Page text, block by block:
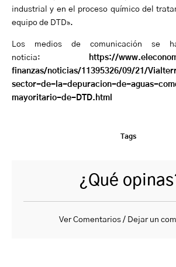
industrial y en el proceso químico del
equipo de DTD».
Los medios de comunicación se
noticia:
https://
finanzas/noticias/11395326/09/21/
sector-de-la-depuracion-de-aguas-
mayoritario-de-DTD.html
Tags
¿Qué
Ver Comentarios / Dejar un